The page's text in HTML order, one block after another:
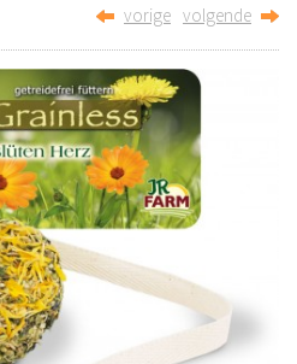
vorige volgende